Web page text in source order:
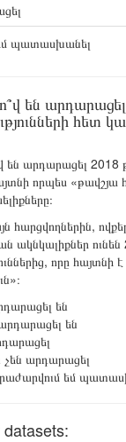
պատասխանել
են
հետ
են արդարացել 2018
որպես «թավշյա
հարցվողներին,
ակնկալիքներ
որը հայտնի
են
են
չեն արդարացել
եմ